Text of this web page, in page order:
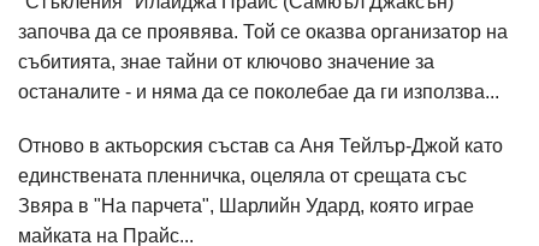
започва да се проявява. Той се оказва организатор на
събитията, знае тайни от ключово значение за
останалите - и няма да се поколебае да ги използва...
Отново в актьорския състав са Аня Тейлър-Джой като
единствената пленничка, оцеляла от срещата със
Звяра в "На парчета", Шарлийн Удард, която играе
майката на Прайс...